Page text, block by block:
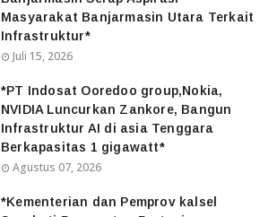
Masyarakat Banjarmasin Utara Terkait
Infrastruktur*
Juli 15, 2026
*PT Indosat Ooredoo group,Nokia,
NVIDIA Luncurkan Zankore, Bangun
Infrastruktur AI di asia Tenggara
Berkapasitas 1 gigawatt*
Agustus 07, 2026
*Kementerian dan Pemprov kalsel